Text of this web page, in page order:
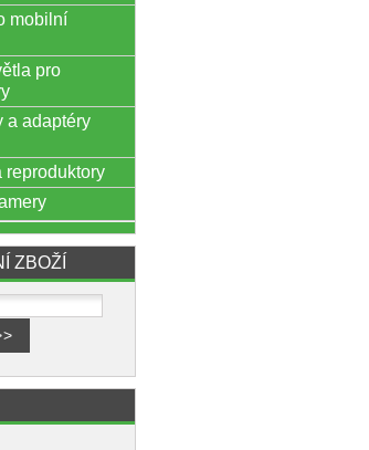
mobilní
pro
a adaptéry
reproduktory
ZBOŽÍ